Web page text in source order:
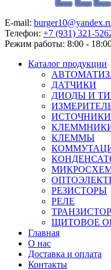
E-mail:
Телефон: +7 (931) 321-
Режим работы: 8:00 -
Каталог продукции
ДАТЧИКИ
ДИОДЫ И
КЛЕММЫ
РЕЗИСТОРЫ
РЕЛЕ
ЩИТОВОЕ
Главная
О нас
Доставка и оплата
Контакты